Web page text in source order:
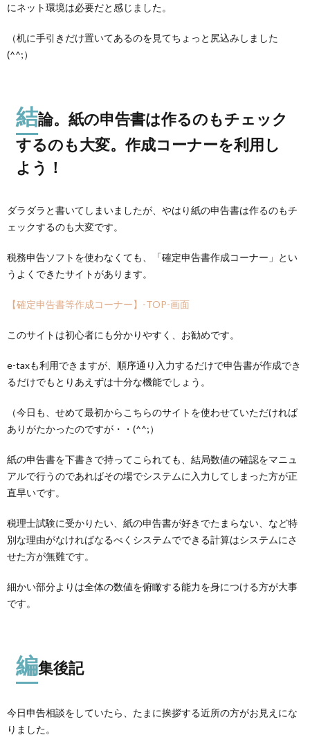
にネット環境は必要だと感じました。
（机に手引きだけ置いてあるのを見てちょっと尻込みしました
(^^;）
結論。紙の申告書は作るのもチェック
するのも大変。作成コーナーを利用し
よう！
ダラダラと書いてしまいましたが、やはり紙の申告書は作るのもチ
ェックするのも大変です。
税務申告ソフトを使わなくても、「確定申告書作成コーナー」とい
うよくできたサイトがあります。
【確定申告書等作成コーナー】-TOP-画面
このサイトは初心者にも分かりやすく、お勧めです。
e-taxも利用できますが、順序通り入力するだけで申告書が作成でき
るだけでもとりあえずは十分な機能でしょう。
（今日も、せめて最初からこちらのサイトを使わせていただければ
ありがたかったのですが・・(^^;）
紙の申告書を下書きで持ってこられても、結局数値の確認をマニュ
アルで行うのであればその場でシステムに入力してしまった方が正
直早いです。
税理士試験に受かりたい、紙の申告書が好きでたまらない、など特
別な理由がなければなるべくシステムでできる計算はシステムにさ
せた方が無難です。
細かい部分よりは全体の数値を俯瞰する能力を身につける方が大事
です。
編集後記
今日申告相談をしていたら、たまに挨拶する近所の方がお見えにな
りました。